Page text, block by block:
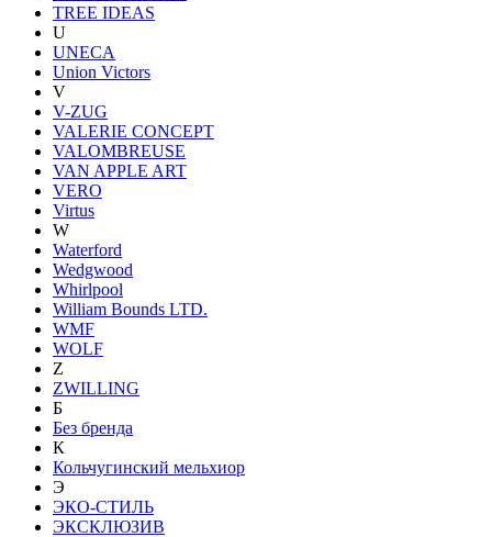
TREE IDEAS
U
UNECA
Union Victors
V
V-ZUG
VALERIE CONCEPT
VALOMBREUSE
VAN APPLE ART
VERO
Virtus
W
Waterford
Wedgwood
Whirlpool
William Bounds LTD.
WMF
WOLF
Z
ZWILLING
Б
Без бренда
К
Кольчугинский мельхиор
Э
ЭКО-СТИЛЬ
ЭКСКЛЮЗИВ